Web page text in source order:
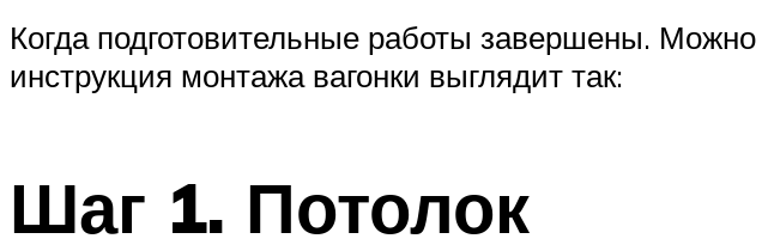
Когда подготовительные работы завершены.
инструкция монтажа вагонки выглядит так:
Шаг 1. Потолок